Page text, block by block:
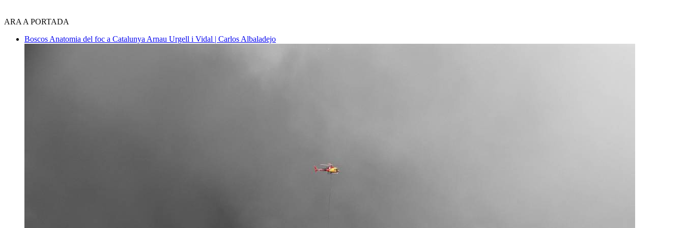
ARA A PORTADA
Boscos Anatomia del foc a Catalunya Arnau Urgell i Vidal | Carlos Albaladejo